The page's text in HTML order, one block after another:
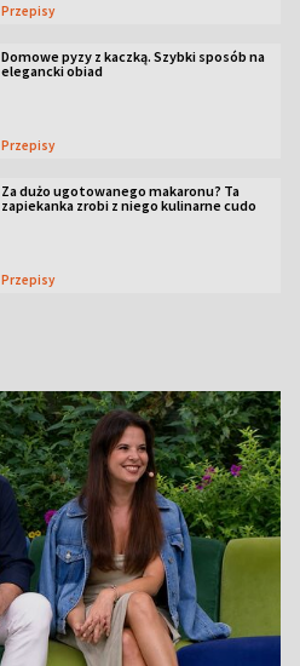
Przepisy
Domowe pyzy z kaczką. Szybki sposób na
elegancki obiad
Przepisy
Za dużo ugotowanego makaronu? Ta
zapiekanka zrobi z niego kulinarne cudo
Przepisy